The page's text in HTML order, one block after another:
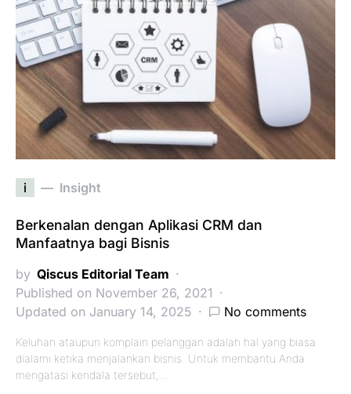
i Insight
Berkenalan dengan Aplikasi CRM dan
Manfaatnya bagi Bisnis
by Qiscus Editorial Team
Published on November 26, 2021
Updated on January 14, 2025
No comments
Keluhan ataupun komplain pelanggan adalah hal yang biasa
dialami ketika menjalankan bisnis. Untuk membantu Anda
mengatasi kendala tersebut,…